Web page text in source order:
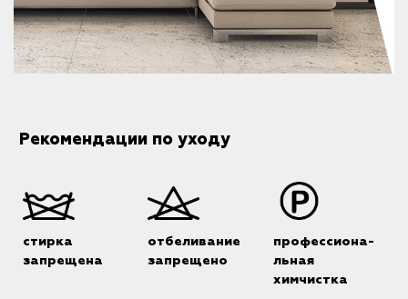
Рекомендации по уходу
стирка
запрещена
отбеливание
запрещено
профессиона-
льная
химчистка